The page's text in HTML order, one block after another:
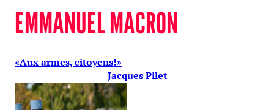
EMMANUEL MACRON
«Aux armes, citoyens!»
Jacques Pilet